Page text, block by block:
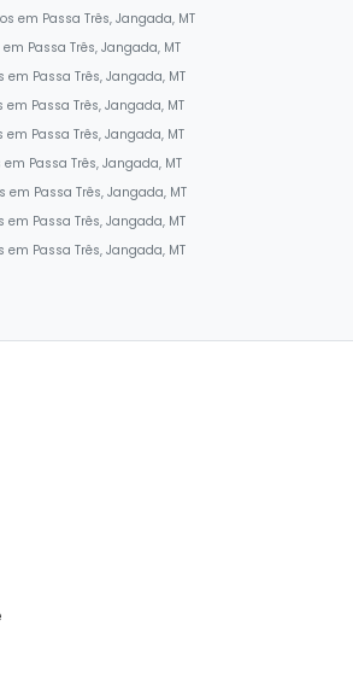
em Passa Três, Jangada, MT
Passa Três, Jangada, MT
Passa Três, Jangada, MT
Passa Três, Jangada, MT
Passa Três, Jangada, MT
Passa Três, Jangada, MT
Passa Três, Jangada, MT
Passa Três, Jangada, MT
Passa Três, Jangada, MT